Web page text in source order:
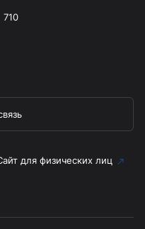
710
для физических лиц